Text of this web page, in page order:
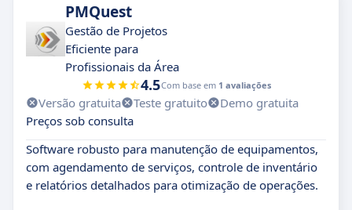
PMQuest
Gestão de Projetos
Eficiente para
Profissionais da Área
4.5Com base em 1 avaliações
Versão gratuita Teste gratuito
Demo gratuita
Preços sob consulta
Software robusto para manutenção de equipamentos,
com agendamento de serviços, controle de inventário
e relatórios detalhados para otimização de operações.